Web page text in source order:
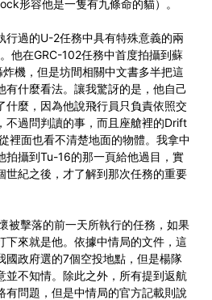
形容他是一隻有九條命的貓）。
行過的U-2任務中具有特殊意義的兩
他在GRC-102任務中首度拍攝到蘇
機，但是坊間相關中文書多半把這
有什麼看法。讓我驚訝的是，他自己
什麼，因為他說飛行員只負責依照交
不過問判讀的事，而且座艙裡的Drift
裡面也看不清楚地面的物體。我拿中
拍攝到Tu-16的那一頁給他過目，實
世紀之後，才了解到那次任務的重要
被擊落的前一天所執行的任務，如果
下來就是他。依據中情局的文件，這
國政府選的7個空投地點，但是楊隊
並不知情。除此之外，所有提到返航
有問題，但是中情局的官方記載則說